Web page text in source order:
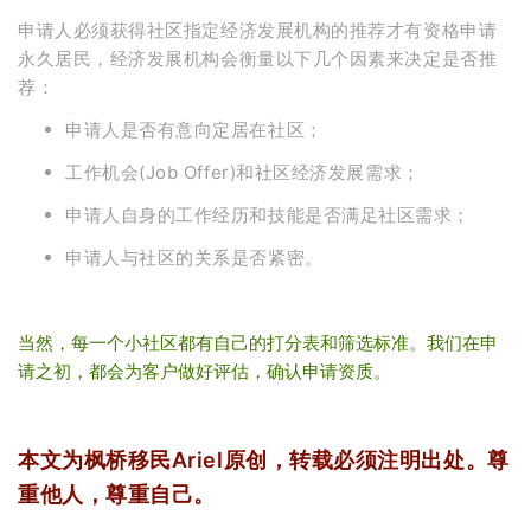
申请人必须获得社区指定经济发展机构的推荐才有资格申请
永久居民，经济发展机构会衡量以下几个因素来决定是否推
荐：
申请人是否有意向定居在社区；
工作机会(Job Offer)和社区经济发展需求；
申请人自身的工作经历和技能是否满足社区需求；
申请人与社区的关系是否紧密。
当然，每一个小社区都有自己的打分表和筛选标准。我们在申
请之初，都会为客户做好评估，确认申请资质。
本文为枫桥移民Ariel原创，转载必须注明出处。尊
重他人，尊重自己。